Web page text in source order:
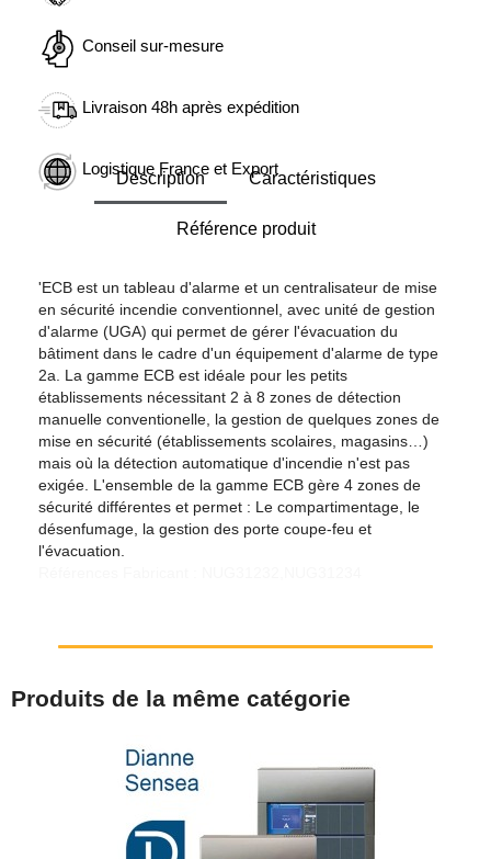
Conseil sur-mesure
Livraison 48h après expédition
Logistique France et Export
Description Caractéristiques
Référence produit
'ECB est un tableau d'alarme et un centralisateur de mise
en sécurité incendie conventionnel, avec unité de gestion
d'alarme (UGA) qui permet de gérer l'évacuation du
bâtiment dans le cadre d'un équipement d'alarme de type
2a. La gamme ECB est idéale pour les petits
établissements nécessitant 2 à 8 zones de détection
manuelle conventionelle, la gestion de quelques zones de
mise en sécurité (établissements scolaires, magasins…)
mais où la détection automatique d'incendie n'est pas
exigée. L'ensemble de la gamme ECB gère 4 zones de
sécurité différentes et permet : Le compartimentage, le
désenfumage, la gestion des porte coupe-feu et
l'évacuation.
Produits de la même catégorie